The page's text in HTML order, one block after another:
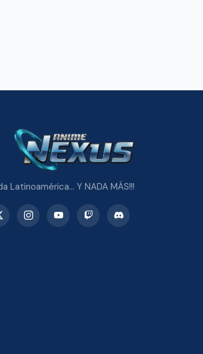
Latinoamérica... Y NADA MÁS!!!